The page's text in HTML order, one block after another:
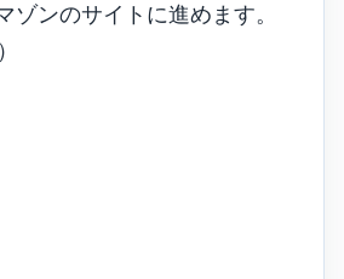
ゾンのサイトに進めます。